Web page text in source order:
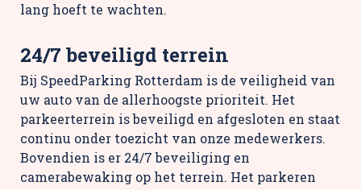
lang hoeft te wachten.
24/7 beveiligd terrein
Bij SpeedParking Rotterdam is de veiligheid van
uw auto van de allerhoogste prioriteit. Het
parkeerterrein is beveiligd en afgesloten en staat
continu onder toezicht van onze medewerkers.
Bovendien is er 24/7 beveiliging en
camerabewaking op het terrein. Het parkeren